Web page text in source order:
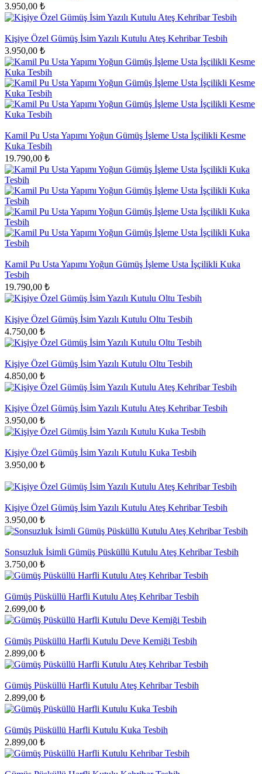
3.950,00 ₺
Kişiye Özel Gümüş İsim Yazılı Kutulu Ateş Kehribar Tesbih
3.950,00 ₺
Kamil Pu Usta Yapımı Yoğun Gümüş İşleme Usta İşçilikli Kesme
Kuka Tesbih
19.790,00 ₺
Kamil Pu Usta Yapımı Yoğun Gümüş İşleme Usta İşçilikli Kuka
Tesbih
19.790,00 ₺
Kişiye Özel Gümüş İsim Yazılı Kutulu Oltu Tesbih
4.750,00 ₺
Kişiye Özel Gümüş İsim Yazılı Kutulu Oltu Tesbih
4.850,00 ₺
Kişiye Özel Gümüş İsim Yazılı Kutulu Ateş Kehribar Tesbih
3.950,00 ₺
Kişiye Özel Gümüş İsim Yazılı Kutulu Kuka Tesbih
3.950,00 ₺
Kişiye Özel Gümüş İsim Yazılı Kutulu Ateş Kehribar Tesbih
3.950,00 ₺
Sonsuzluk İsimli Gümüş Püsküllü Kutulu Ateş Kehribar Tesbih
3.750,00 ₺
Gümüş Püsküllü Harfli Kutulu Ateş Kehribar Tesbih
2.699,00 ₺
Gümüş Püsküllü Harfli Kutulu Deve Kemiği Tesbih
2.899,00 ₺
Gümüş Püsküllü Harfli Kutulu Ateş Kehribar Tesbih
2.899,00 ₺
Gümüş Püsküllü Harfli Kutulu Kuka Tesbih
2.899,00 ₺